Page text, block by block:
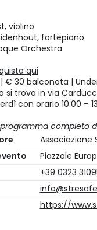
violino
fortepiano
Orchestra
qui
€ 30 balconata |
si trova in via
con orario 10:00 –
completo
Associazione
Piazzale
+39 0323
https://